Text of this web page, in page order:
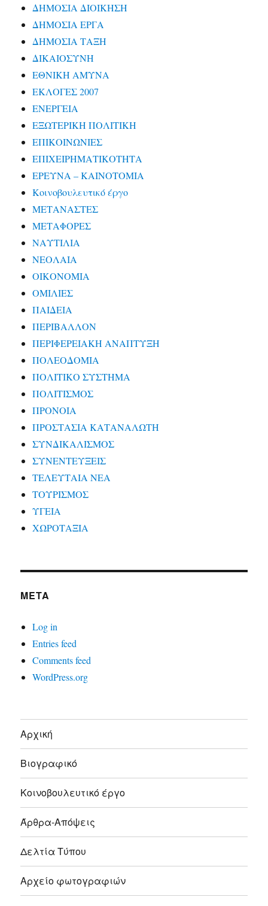
ΔΗΜΟΣΙΑ ΔΙΟΙΚΗΣΗ
ΔΗΜΟΣΙΑ ΕΡΓΑ
ΔΗΜΟΣΙΑ ΤΑΞΗ
ΔΙΚΑΙΟΣΥΝΗ
ΕΘΝΙΚΗ ΑΜΥΝΑ
ΕΚΛΟΓΕΣ 2007
ΕΝΕΡΓΕΙΑ
ΕΞΩΤΕΡΙΚΗ ΠΟΛΙΤΙΚΗ
ΕΠΙΚΟΙΝΩΝΙΕΣ
ΕΠΙΧΕΙΡΗΜΑΤΙΚΟΤΗΤΑ
ΕΡΕΥΝΑ – ΚΑΙΝΟΤΟΜΙΑ
Κοινοβουλευτικό έργο
ΜΕΤΑΝΑΣΤΕΣ
ΜΕΤΑΦΟΡΕΣ
ΝΑΥΤΙΛΙΑ
ΝΕΟΛΑΙΑ
ΟΙΚΟΝΟΜΙΑ
ΟΜΙΛΙΕΣ
ΠΑΙΔΕΙΑ
ΠΕΡΙΒΑΛΛΟΝ
ΠΕΡΙΦΕΡΕΙΑΚΗ ΑΝΑΠΤΥΞΗ
ΠΟΛΕΟΔΟΜΙΑ
ΠΟΛΙΤΙΚΟ ΣΥΣΤΗΜΑ
ΠΟΛΙΤΙΣΜΟΣ
ΠΡΟΝΟΙΑ
ΠΡΟΣΤΑΣΙΑ ΚΑΤΑΝΑΛΩΤΗ
ΣΥΝΔΙΚΑΛΙΣΜΟΣ
ΣΥΝΕΝΤΕΥΞΕΙΣ
ΤΕΛΕΥΤΑΙΑ ΝΕΑ
ΤΟΥΡΙΣΜΟΣ
ΥΓΕΙΑ
ΧΩΡΟΤΑΞΙΑ
META
Log in
Entries feed
Comments feed
WordPress.org
Αρχική
Βιογραφικό
Κοινοβουλευτικό έργο
Άρθρα-Απόψεις
Δελτία Τύπου
Αρχείο φωτογραφιών